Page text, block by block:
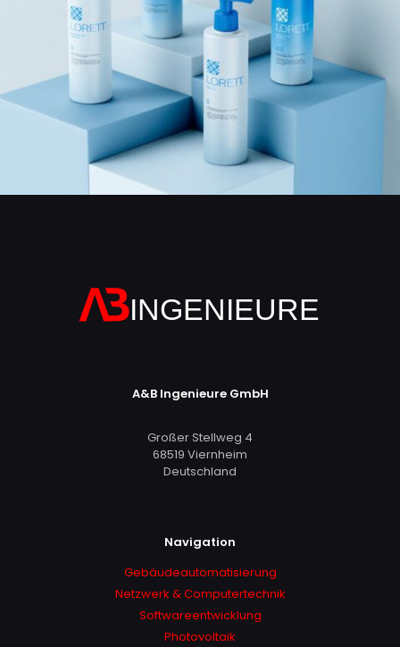
A&B Ingenieure GmbH
Großer Stellweg 4
68519 Viernheim
Deutschland
Navigation
Gebäudeautomatisierung
Netzwerk & Computertechnik
Softwareentwicklung
Photovoltaik